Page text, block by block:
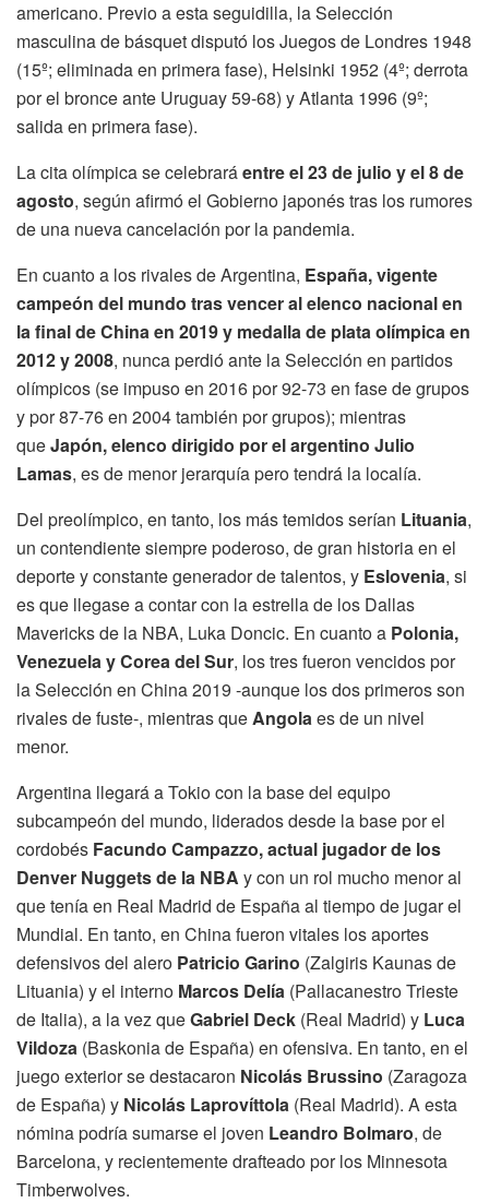
americano. Previo a esta seguidilla, la Selección
masculina de básquet disputó los Juegos de Londres 1948
(15º; eliminada en primera fase), Helsinki 1952 (4º; derrota
por el bronce ante Uruguay 59-68) y Atlanta 1996 (9º;
salida en primera fase).
La cita olímpica se celebraráentre el 23 de julio y el 8 de
agosto, según afirmó el Gobierno japonés tras los rumores
de una nueva cancelación por la pandemia.
En cuanto a los rivales de Argentina, España, vigente
campeón del mundo tras vencer al elenco nacional en
la final de China en 2019 y medalla de plata olímpica en
2012 y 2008, nunca perdió ante la Selección en partidos
olímpicos (se impuso en 2016 por 92-73 en fase de grupos
y por 87-76 en 2004 también por grupos); mientras
queJapón, elenco dirigido por el argentino Julio
Lamas, es de menor jerarquía pero tendrá la localía.
Del preolímpico, en tanto, los más temidos serían Lituania,
un contendiente siempre poderoso, de gran historia en el
deporte y constante generador de talentos, y Eslovenia, si
es que llegase a contar con la estrella de los Dallas
Mavericks de la NBA, Luka Doncic. En cuanto a Polonia,
Venezuela y Corea del Sur, los tres fueron vencidos por
la Selección en China 2019 -aunque los dos primeros son
rivales de fuste-, mientras queAngolaes de un nivel
menor.
Argentina llegará a Tokio con la base del equipo
subcampeón del mundo, liderados desde la base por el
cordobés Facundo Campazzo, actual jugador de los
Denver Nuggets de la NBA y con un rol mucho menor al
que tenía en Real Madrid de España al tiempo de jugar el
Mundial. En tanto, en China fueron vitales los aportes
defensivos del alero Patricio Garino (Zalgiris Kaunas de
Lituania) y el interno Marcos Delía (Pallacanestro Trieste
de Italia), a la vez queGabriel Deck (Real Madrid) y Luca
Vildoza (Baskonia de España) en ofensiva. En tanto, en el
juego exterior se destacaron Nicolás Brussino (Zaragoza
de España) y Nicolás Laprovíttola (Real Madrid). A esta
nómina podría sumarse el joven Leandro Bolmaro, de
Barcelona, y recientemente drafteado por los Minnesota
Timberwolves.